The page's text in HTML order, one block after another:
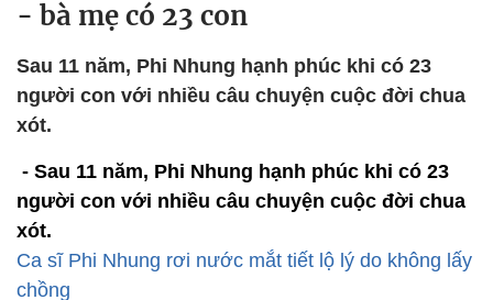
- bà mẹ có 23 con
Sau 11 năm, Phi Nhung hạnh phúc khi có 23
người con với nhiều câu chuyện cuộc đời chua
xót.
- Sau 11 năm, Phi Nhung hạnh phúc khi có 23
người con với nhiều câu chuyện cuộc đời chua
xót.
Ca sĩ Phi Nhung rơi nước mắt tiết lộ lý do không lấy
chồng